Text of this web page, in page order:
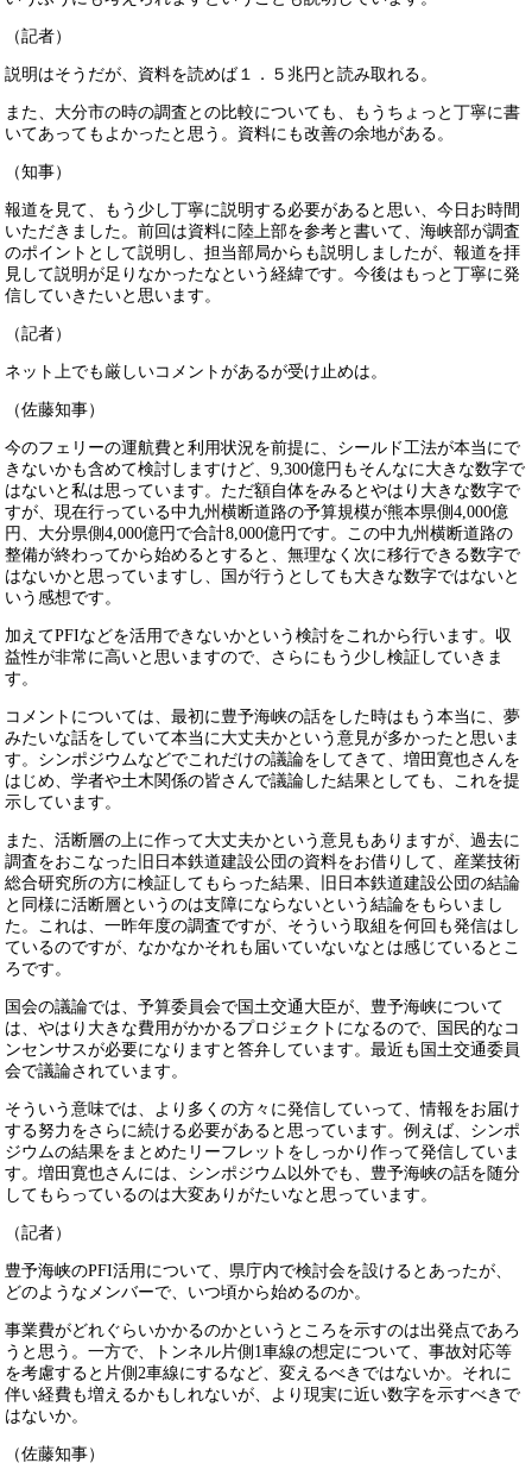
（記者）
説明はそうだが、資料を読めば１．５兆円と読み取れる。
また、大分市の時の調査との比較についても、もうちょっと丁寧に書
いてあってもよかったと思う。資料にも改善の余地がある。
（知事）
報道を見て、もう少し丁寧に説明する必要があると思い、今日お時間
いただきました。前回は資料に陸上部を参考と書いて、海峡部が調査
のポイントとして説明し、担当部局からも説明しましたが、報道を拝
見して説明が足りなかったなという経緯です。今後はもっと丁寧に発
信していきたいと思います。
（記者）
ネット上でも厳しいコメントがあるが受け止めは。
（佐藤知事）
今のフェリーの運航費と利用状況を前提に、シールド工法が本当にで
きないかも含めて検討しますけど、9,300億円もそんなに大きな数字で
はないと私は思っています。ただ額自体をみるとやはり大きな数字で
すが、現在行っている中九州横断道路の予算規模が熊本県側4,000億
円、大分県側4,000億円で合計8,000億円です。この中九州横断道路の
整備が終わってから始めるとすると、無理なく次に移行できる数字で
はないかと思っていますし、国が行うとしても大きな数字ではないと
いう感想です。
加えてPFIなどを活用できないかという検討をこれから行います。収
益性が非常に高いと思いますので、さらにもう少し検証していきま
す。
コメントについては、最初に豊予海峡の話をした時はもう本当に、夢
みたいな話をしていて本当に大丈夫かという意見が多かったと思いま
す。シンポジウムなどでこれだけの議論をしてきて、増田寛也さんを
はじめ、学者や土木関係の皆さんで議論した結果としても、これを提
示しています。
また、活断層の上に作って大丈夫かという意見もありますが、過去に
調査をおこなった旧日本鉄道建設公団の資料をお借りして、産業技術
総合研究所の方に検証してもらった結果、旧日本鉄道建設公団の結論
と同様に活断層というのは支障にならないという結論をもらいまし
た。これは、一昨年度の調査ですが、そういう取組を何回も発信はし
ているのですが、なかなかそれも届いていないなとは感じているとこ
ろです。
国会の議論では、予算委員会で国土交通大臣が、豊予海峡について
は、やはり大きな費用がかかるプロジェクトになるので、国民的なコ
ンセンサスが必要になりますと答弁しています。最近も国土交通委員
会で議論されています。
そういう意味では、より多くの方々に発信していって、情報をお届け
する努力をさらに続ける必要があると思っています。例えば、シンポ
ジウムの結果をまとめたリーフレットをしっかり作って発信していま
す。増田寛也さんには、シンポジウム以外でも、豊予海峡の話を随分
してもらっているのは大変ありがたいなと思っています。
（記者）
豊予海峡のPFI活用について、県庁内で検討会を設けるとあったが、
どのようなメンバーで、いつ頃から始めるのか。
事業費がどれぐらいかかるのかというところを示すのは出発点であろ
うと思う。一方で、トンネル片側1車線の想定について、事故対応等
を考慮すると片側2車線にするなど、変えるべきではないか。それに
伴い経費も増えるかもしれないが、より現実に近い数字を示すべきで
はないか。
（佐藤知事）